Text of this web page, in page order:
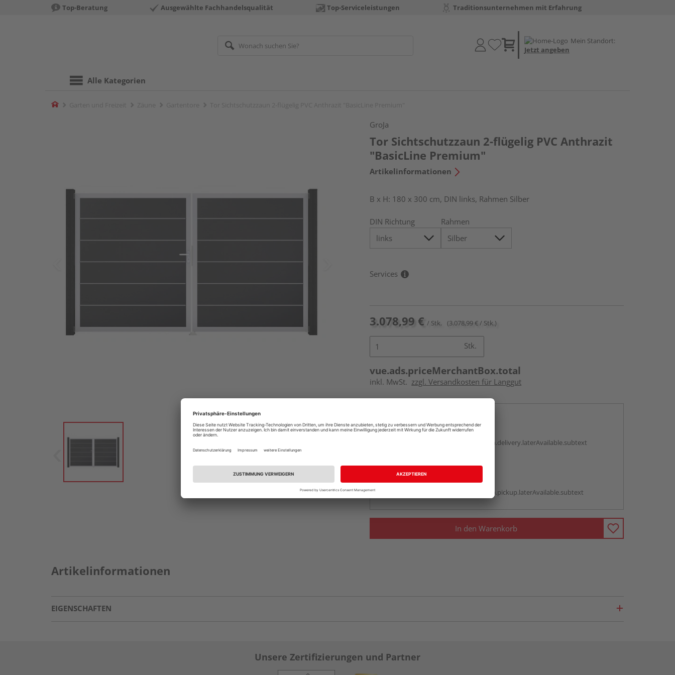
Top-Beratung Ausgewählte Fachhandelsqualität Top-Serviceleistungen Traditionsunternehmen mit Erfahrung
Mein Standort:
Jetzt angeben
Alle Kategorien
Home
GroJa
Tor Sichtschutzzaun 2-flügelig PVC Anthrazit
"BasicLine Premium"
Artikelinformationen
B x H: 180 x 300 cm, DIN links, Rahmen Silber
DIN Richtung Rahmen
Services
3.078,99 € / Stk. (3.078,99 € / Stk.)
Stk.
vue.ads.priceMerchantBox.total
inkl. MwSt. zzgl. Versandkosten für Langgut
Auf Vorbestellung:
vue.ads.priceMerchantBox.option.delivery.laterAvailable.subtext
Auf Vorbestellung:
vue.ads.priceMerchantBox.option.pickup.laterAvailable.subtext
In den Warenkorb
Artikelinformationen
EIGENSCHAFTEN
Unsere Zertifizierungen und Partner